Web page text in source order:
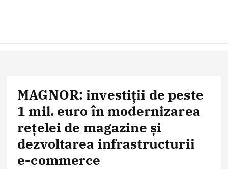
MAGNOR: investiții de peste
1 mil. euro în modernizarea
rețelei de magazine și
dezvoltarea infrastructurii
e-commerce